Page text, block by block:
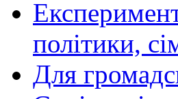
політики,
Для